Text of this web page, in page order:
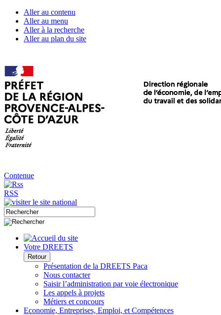
Aller au contenu
Aller au menu
Aller à la recherche
Aller au plan du site
Contenue
RSS
Votre DREETS
Retour
Présentation de la DREETS Paca
Nous contacter
Saisir l’administration par voie électronique
Les appels à projets
Métiers et concours
Economie, Entreprises, Emploi, et Compétences